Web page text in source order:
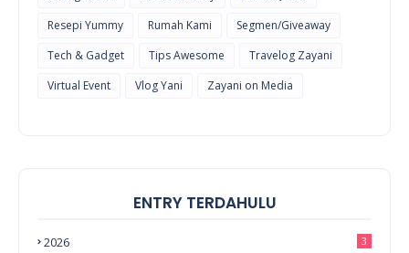
Resepi Yummy
Rumah Kami
Segmen/Giveaway
Tech & Gadget
Tips Awesome
Travelog Zayani
Virtual Event
Vlog Yani Zayani on Media
ENTRY TERDAHULU
2026 3